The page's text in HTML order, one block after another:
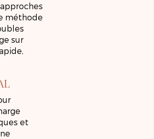
méthode
sur
et